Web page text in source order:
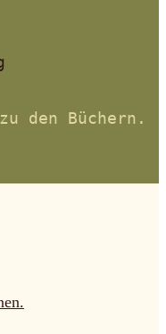
den Büchern.